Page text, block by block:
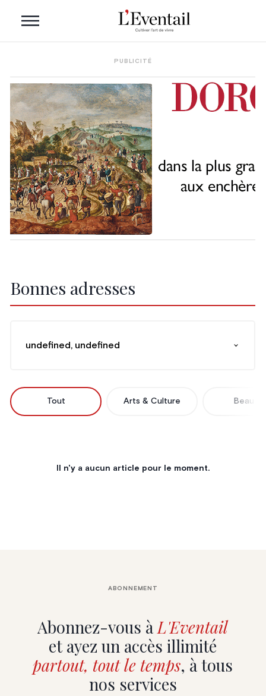
PUBLICITÉ
Bonnes adresses
undefined, undefined
Tout Arts & Culture Beauté
Il n'y a aucun article pour le moment.
Abonnez-vous àL'Eventail
et ayez un accès illimité
partout, tout le temps, à tous
nos services
ABONNEMENT